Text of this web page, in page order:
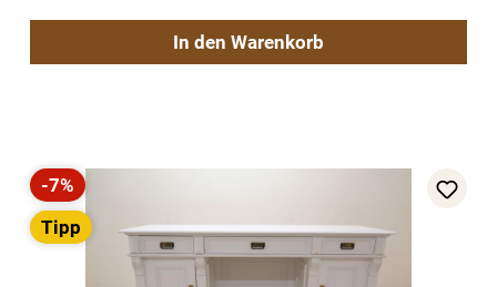
In den Warenkorb
Rabatt
-7%
Tipp